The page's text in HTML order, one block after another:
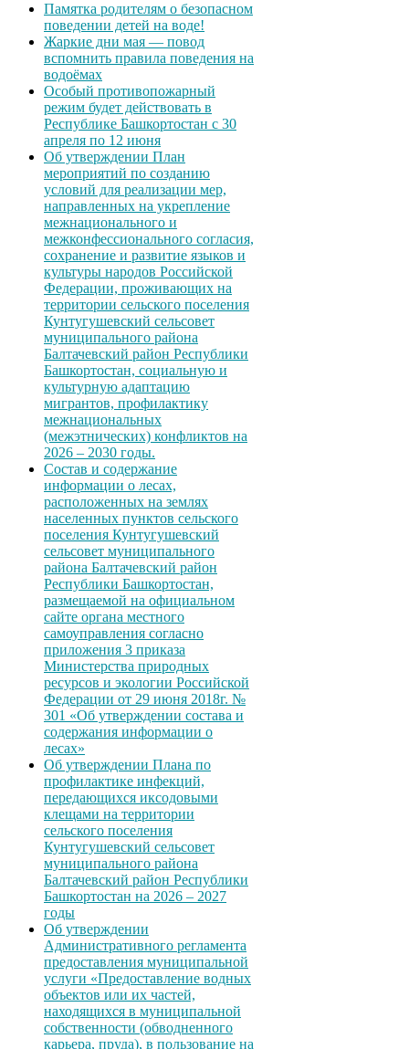
Памятка родителям о безопасном
поведении детей на воде!
Жаркие дни мая — повод
вспомнить правила поведения на
водоёмах
Особый противопожарный
режим будет действовать в
Республике Башкортостан с 30
апреля по 12 июня
Об утверждении План
мероприятий по созданию
условий для реализации мер,
направленных на укрепление
межнационального и
межконфессионального согласия,
сохранение и развитие языков и
культуры народов Российской
Федерации, проживающих на
территории сельского поселения
Кунтугушевский сельсовет
муниципального района
Балтачевский район Республики
Башкортостан, социальную и
культурную адаптацию
мигрантов, профилактику
межнациональных
(межэтнических) конфликтов на
2026 – 2030 годы.
Состав и содержание
информации о лесах,
расположенных на землях
населенных пунктов сельского
поселения Кунтугушевский
сельсовет муниципального
района Балтачевский район
Республики Башкортостан,
размещаемой на официальном
сайте органа местного
самоуправления согласно
приложения 3 приказа
Министерства природных
ресурсов и экологии Российской
Федерации от 29 июня 2018г. №
301 «Об утверждении состава и
содержания информации о
лесах»
Об утверждении Плана по
профилактике инфекций,
передающихся иксодовыми
клещами на территории
сельского поселения
Кунтугушевский сельсовет
муниципального района
Балтачевский район Республики
Башкортостан на 2026 – 2027
годы
Об утверждении
Административного регламента
предоставления муниципальной
услуги «Предоставление водных
объектов или их частей,
находящихся в муниципальной
собственности (обводненного
карьера, пруда), в пользование на